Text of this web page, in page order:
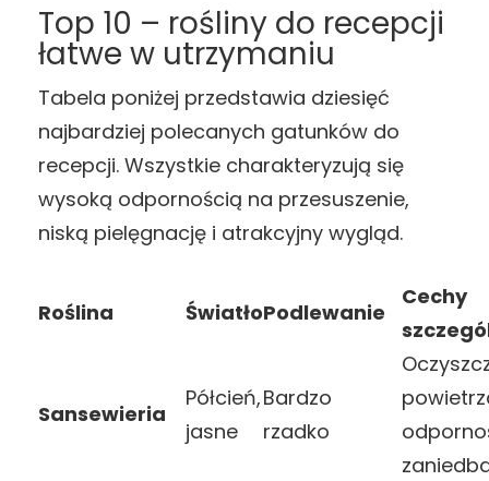
Top 10 – rośliny do recepcji
łatwe w utrzymaniu
Tabela poniżej przedstawia dziesięć
najbardziej polecanych gatunków do
recepcji. Wszystkie charakteryzują się
wysoką odpornością na przesuszenie,
niską pielęgnację i atrakcyjny wygląd.
Roślina ŚwiatłoPodlewanie
Cechy
Sansewieria
Półcień,
jasne
Bardzo
rzadko